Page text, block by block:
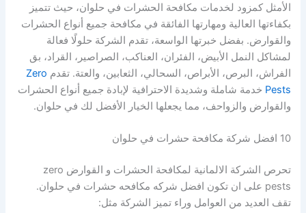
الأمثل كمزود لخدمات مكافحة الحشرات في حلوان، حيث تتميز
بكفاءتها العالية ومهارتها الفائقة في مكافحة جميع أنواع الحشرات
والقوارض. بفضل خبرتها الواسعة، تقدم الشركة حلولًا فعالة
لمشاكل النمل الأبيض، الفئران، العناكب، الصراصير، القراد، بق
الفراش، البرص، الأبراص، السحالي، الثعابين، والعتة. تقدم Zero
Pests خدمة شاملة وشديدة الاحترافية لإبادة جميع أنواع الحشرات
والقوارض والزواحف، مما يجعلها الخيار الأفضل لك في حلوان.
10 افضل شركة مكافحة حشرات في حلوان
تحرص الشركة الالمانية لمكافحة الحشرات و القوارض zero
pests على ان تكون افضل شركه مكافحه حشرات في حلوان.
تقف العديد من العوامل وراء تميز الشركة مثل: